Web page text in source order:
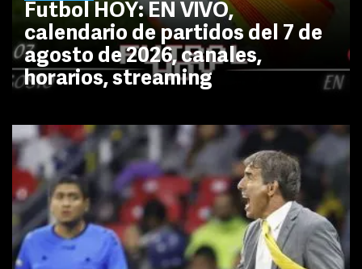
Futbol HOY: EN VIVO,
calendario de partidos del 7 de
agosto de 2026, canales,
horarios, streaming